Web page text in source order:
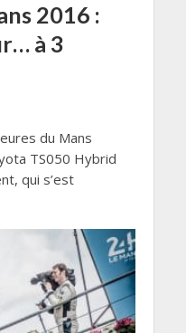
2016 :
à 3
du Mans
TS050 Hybrid
qui s’est